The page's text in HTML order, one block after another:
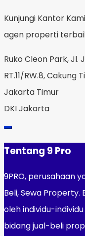
Kunjungi Kantor
agen properti
Ruko Cleon Park, Jl.
RT.11/RW.8, Cakung
Jakarta Timur
DKI Jakarta
Tentang 9 Pro
9PRO, perusahaan
Beli, Sewa Property.
oleh individu-
bidang jual-beli